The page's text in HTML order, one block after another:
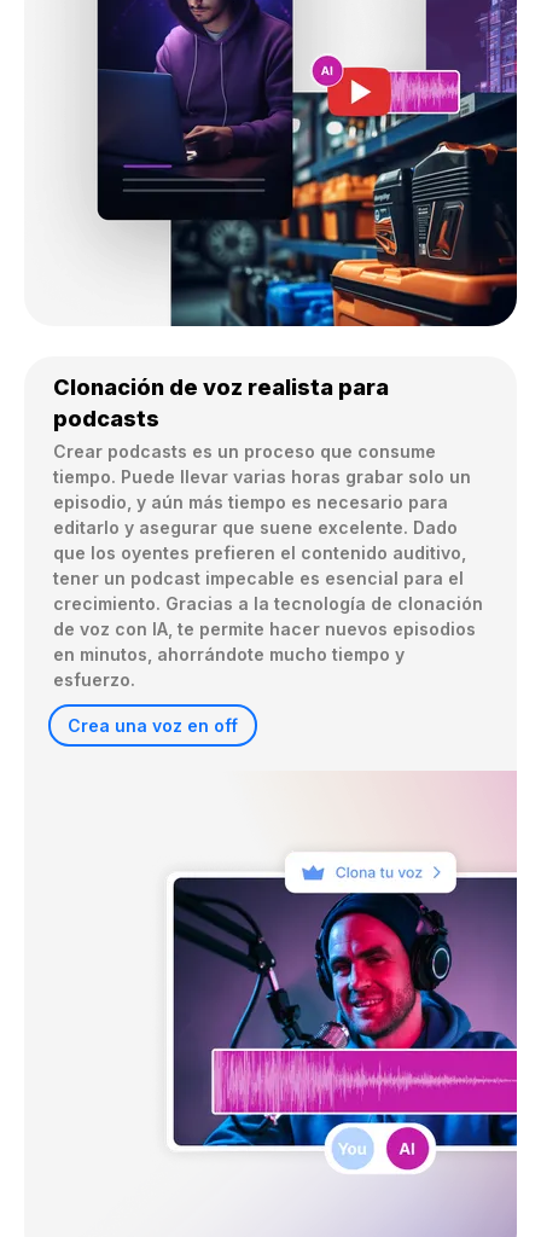
Clonación de voz realista para
podcasts
Crear podcasts es un proceso que consume
tiempo. Puede llevar varias horas grabar solo un
episodio, y aún más tiempo es necesario para
editarlo y asegurar que suene excelente. Dado
que los oyentes prefieren el contenido auditivo,
tener un podcast impecable es esencial para el
crecimiento. Gracias a la tecnología de clonación
de voz con IA, te permite hacer nuevos episodios
en minutos, ahorrándote mucho tiempo y
esfuerzo.
Crea una voz en off